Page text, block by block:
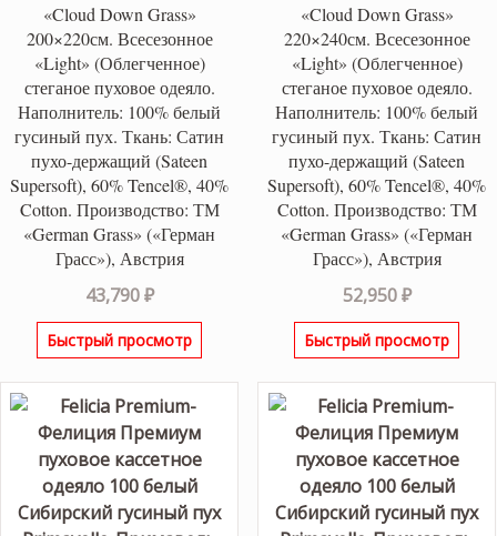
«Cloud Down Grass»
200×220см. Всесезонное
«Light» (Облегченное)
стеганое пуховое одеяло.
Наполнитель: 100% белый
гусиный пух. Ткань: Сатин
пухо-держащий (Sateen
Supersoft), 60% Tencel®, 40%
Cotton. Производство: ТМ
«German Grass» («Герман
Грасс»), Австрия
43,790₽
Быстрый просмотр
«Cloud Down Grass»
220×240см. Всесезонное
«Light» (Облегченное)
стеганое пуховое одеяло.
Наполнитель: 100% белый
гусиный пух. Ткань: Сатин
пухо-держащий (Sateen
Supersoft), 60% Tencel®, 40%
Cotton. Производство: ТМ
«German Grass» («Герман
Грасс»), Австрия
52,950₽
Быстрый просмотр